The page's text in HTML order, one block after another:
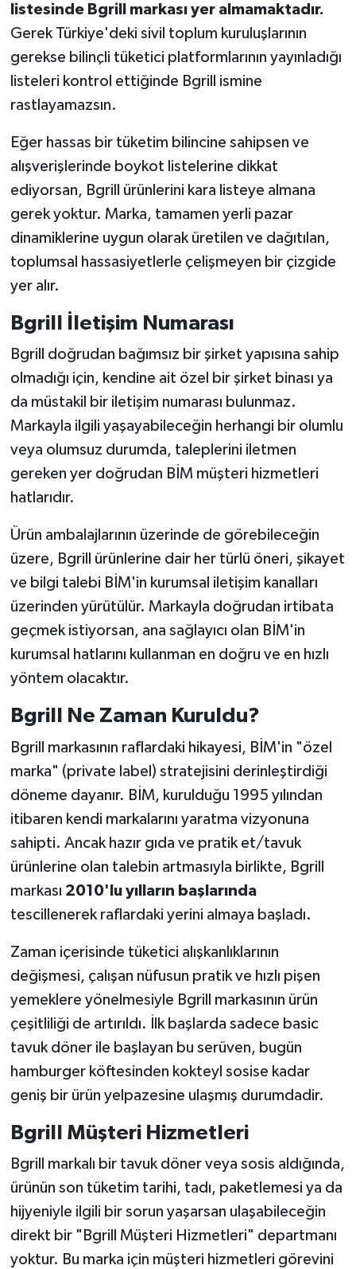
listesinde Bgrill markası yer almamaktadır.
Gerek Türkiye'deki sivil toplum kuruluşlarının
gerekse bilinçli tüketici platformlarının yayınladığı
listeleri kontrol ettiğinde Bgrill ismine
rastlayamazsın.
Eğer hassas bir tüketim bilincine sahipsen ve
alışverişlerinde boykot listelerine dikkat
ediyorsan, Bgrill ürünlerini kara listeye almana
gerek yoktur. Marka, tamamen yerli pazar
dinamiklerine uygun olarak üretilen ve dağıtılan,
toplumsal hassasiyetlerle çelişmeyen bir çizgide
yer alır.
Bgrill İletişim Numarası
Bgrill doğrudan bağımsız bir şirket yapısına sahip
olmadığı için, kendine ait özel bir şirket binası ya
da müstakil bir iletişim numarası bulunmaz.
Markayla ilgili yaşayabileceğin herhangi bir olumlu
veya olumsuz durumda, taleplerini iletmen
gereken yer doğrudan BİM müşteri hizmetleri
hatlarıdır.
Ürün ambalajlarının üzerinde de görebileceğin
üzere, Bgrill ürünlerine dair her türlü öneri, şikayet
ve bilgi talebi BİM'in kurumsal iletişim kanalları
üzerinden yürütülür. Markayla doğrudan irtibata
geçmek istiyorsan, ana sağlayıcı olan BİM'in
kurumsal hatlarını kullanman en doğru ve en hızlı
yöntem olacaktır.
Bgrill Ne Zaman Kuruldu?
Bgrill markasının raflardaki hikayesi, BİM'in "özel
marka" (private label) stratejisini derinleştirdiği
döneme dayanır. BİM, kurulduğu 1995 yılından
itibaren kendi markalarını yaratma vizyonuna
sahipti. Ancak hazır gıda ve pratik et/tavuk
ürünlerine olan talebin artmasıyla birlikte, Bgrill
markası 2010'lu yılların başlarında
tescillenerek raflardaki yerini almaya başladı.
Zaman içerisinde tüketici alışkanlıklarının
değişmesi, çalışan nüfusun pratik ve hızlı pişen
yemeklere yönelmesiyle Bgrill markasının ürün
çeşitliliği de artırıldı. İlk başlarda sadece basic
tavuk döner ile başlayan bu serüven, bugün
hamburger köftesinden kokteyl sosise kadar
geniş bir ürün yelpazesine ulaşmış durumdadir.
Bgrill Müşteri Hizmetleri
Bgrill markalı bir tavuk döner veya sosis aldığında,
ürünün son tüketim tarihi, tadı, paketlemesi ya da
hijyeniyle ilgili bir sorun yaşarsan ulaşabileceğin
direkt bir "Bgrill Müşteri Hizmetleri" departmanı
yoktur. Bu marka için müşteri hizmetleri görevini